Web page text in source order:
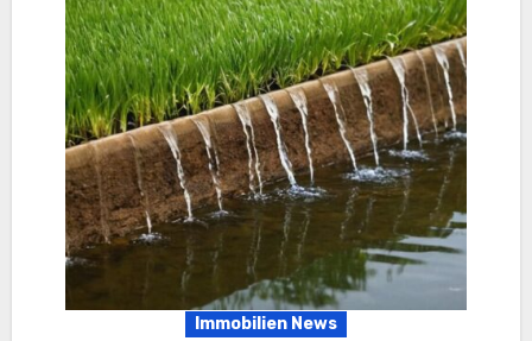
Immobilien News